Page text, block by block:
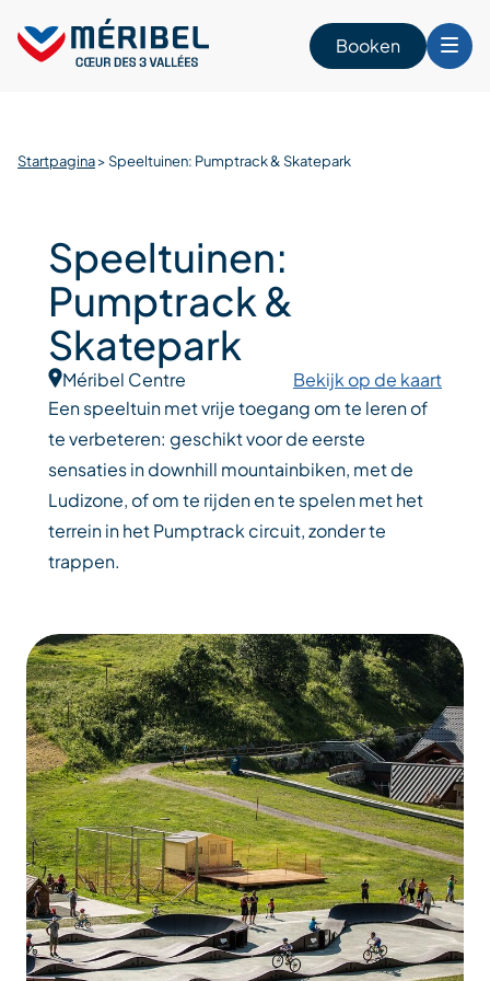
content
Booken
Startpagina>Speeltuinen: Pumptrack & Skatepark
Speeltuinen:
Pumptrack &
Skatepark
Méribel Centre
Bekijk op de kaart
Een speeltuin met vrije toegang om te leren of
te verbeteren: geschikt voor de eerste
sensaties in downhill mountainbiken, met de
Ludizone, of om te rijden en te spelen met het
terrein in het Pumptrack circuit, zonder te
trappen.